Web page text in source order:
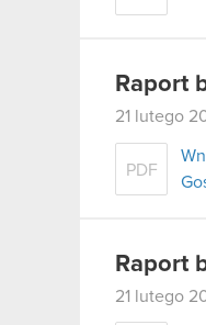
Raport
21 lutego
PDF
Raport
21 lutego